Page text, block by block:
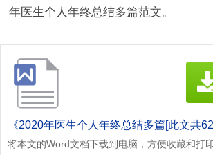
年医生个人年终总结多篇范文。
将本文的Word文档下载到电脑，方便收藏和打